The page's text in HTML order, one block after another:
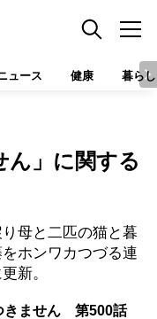
ュース 健康 暮らし
ん」に関する
母と二匹の猫と暮
ホンワカつづる連
新。
きません 第500話